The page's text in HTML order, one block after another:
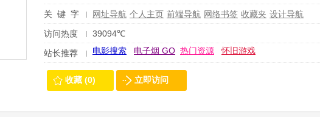
关 键 字
网址导航 个人主页 前端导航 网络书签 收藏夹 设计导航
访问热度
39094℃
站长推荐
电影搜索 电子烟 GO 热门资源 怀旧游戏
收藏 (0) 立即访问